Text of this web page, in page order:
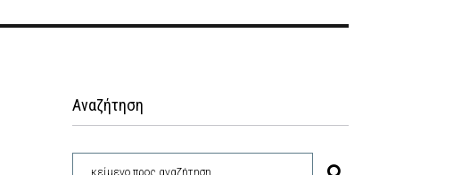
Αναζήτηση